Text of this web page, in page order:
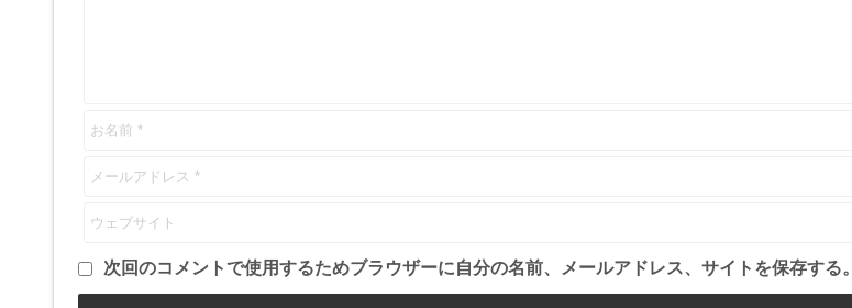
次回のコメントで使用するためブラウザーに自分の名前、メールアドレス、サイトを保存する。